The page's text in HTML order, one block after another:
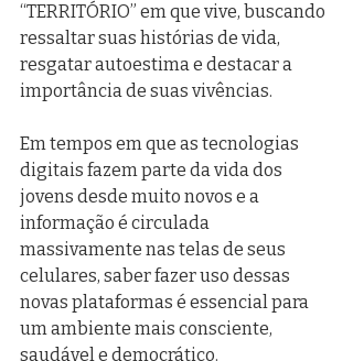
“TERRITÓRIO” em que vive, buscando
ressaltar suas histórias de vida,
resgatar autoestima e destacar a
importância de suas vivências.
Em tempos em que as tecnologias
digitais fazem parte da vida dos
jovens desde muito novos e a
informação é circulada
massivamente nas telas de seus
celulares, saber fazer uso dessas
novas plataformas é essencial para
um ambiente mais consciente,
saudável e democrático.